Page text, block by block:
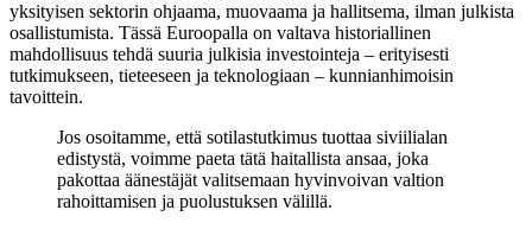
yksityisen sektorin ohjaama, muovaama ja hallitsema, ilman julkista
osallistumista. Tässä Euroopalla on valtava historiallinen
mahdollisuus tehdä suuria julkisia investointeja – erityisesti
tutkimukseen, tieteeseen ja teknologiaan – kunnianhimoisin
tavoittein.
Jos osoitamme, että sotilastutkimus tuottaa siviilialan
edistystä, voimme paeta tätä haitallista ansaa, joka
pakottaa äänestäjät valitsemaan hyvinvoivan valtion
rahoittamisen ja puolustuksen välillä.